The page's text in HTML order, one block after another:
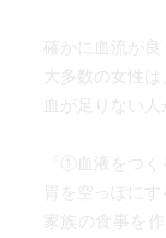
確かに血流が
大多数の女性
血が足りない
『①血液をつく
胃を空っぽに
家族の食事を